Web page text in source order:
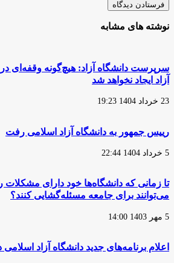
نوشته های مشابه
سرپرست دانشگاه آزاد: هیچ‌گونه وقفه‌ای
آزاد ایجاد نخواهد شد
23 خرداد 1404 19:23
رییس جمهور به دانشگاه آزاد اسلامی رفت
5 خرداد 1404 22:44
تا زمانی که دانشگاه‌ها خود دارای
می‌توانند برای جامعه مسئله‌گشایی کنند؟
5 مهر 1403 14:00
اعلام برنامه‌های جدید دانشگاه آزاد